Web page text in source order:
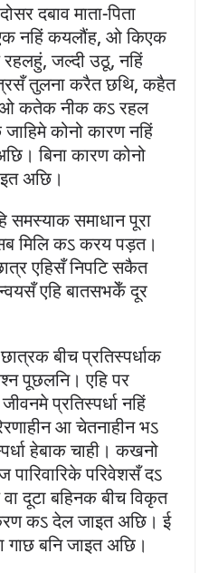
दबाव माता-पिता
नहिं कयलौंह, ओ किएक
जल्दी उठू, नहिं
तुलना करैत छथि, कहैत
कतेक नीक कऽ रहल
कोनो कारण नहिं
बिना कारण कोनो
अछि।
समस्याक समाधान पूरा
मिलि कऽ करय पड़त।
एहिसँ निपटि सकैत
एहि बातसभकेँ दूर
बीच प्रतिस्पर्धाक
पूछलनि। एहि पर
प्रतिस्पर्धा नहिं
आ चेतनाहीन भऽ
हेबाक चाही। कखनो
पारिवारिके परिवेशसँ दऽ
दूटा बहिनक बीच विकृत
कऽ देल जाइत अछि। ई
गाछ बनि जाइत अछि।